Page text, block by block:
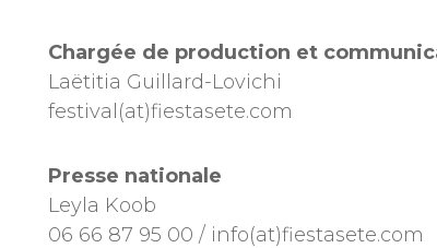
Chargée de production et
Laëtitia Guillard-Lovichi
festival(at)fiestasete.com
Presse nationale
Leyla Koob
06 66 87 95 00 / info(at)fiestasete.com